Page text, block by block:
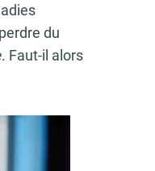
du
. Faut-il alors